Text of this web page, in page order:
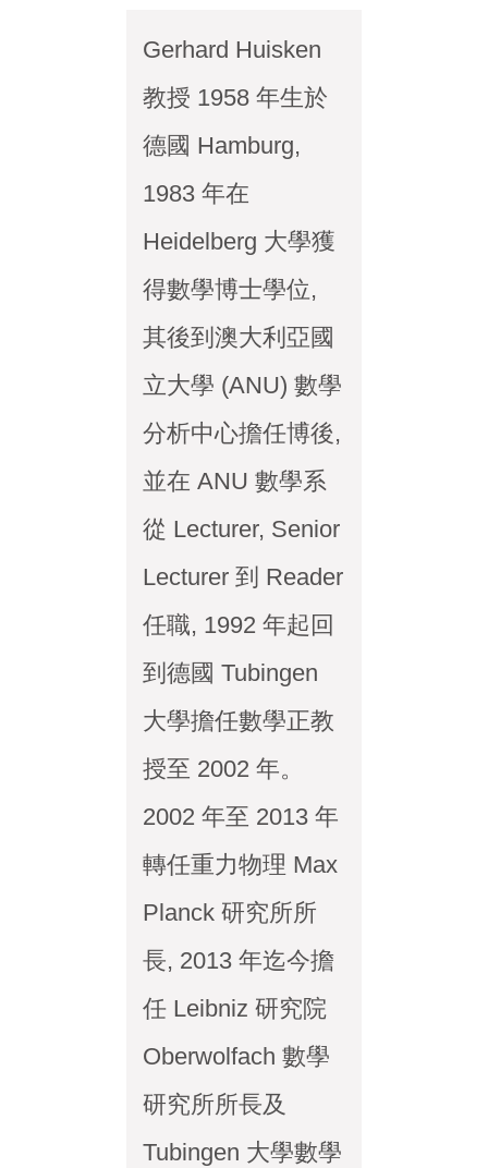
Gerhard Huisken
教授 1958 年生於
德國 Hamburg,
1983 年在
Heidelberg 大學獲
得數學博士學位,
其後到澳大利亞國
立大學 (ANU) 數學
分析中心擔任博後,
並在 ANU 數學系
從 Lecturer, Senior
Lecturer 到 Reader
任職, 1992 年起回
到德國 Tubingen
大學擔任數學正教
授至 2002 年。
2002 年至 2013 年
轉任重力物理 Max
Planck 研究所所
長, 2013 年迄今擔
任 Leibniz 研究院
Oberwolfach 數學
研究所所長及
Tubingen 大學數學